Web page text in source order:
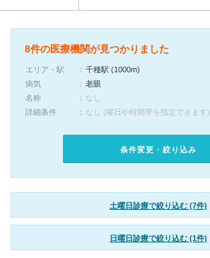
8件の医療機関が見つかりました
エリア・駅
千種駅 (1000m)
病気
老眼
名称
なし
詳細条件
なし (曜日や時間帯を指定できます)
条件変更・絞り込み
土曜日診療で絞り込む (7件)
日曜日診療で絞り込む (1件)